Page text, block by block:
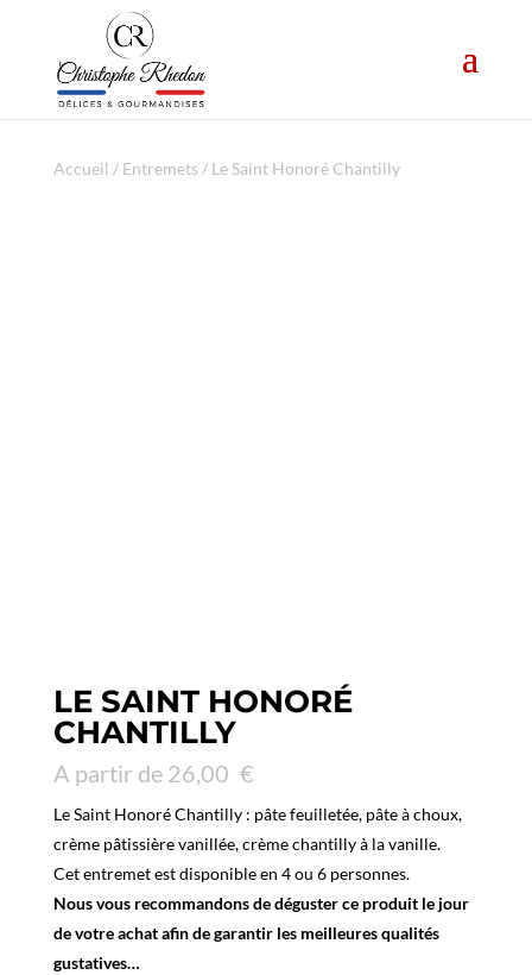
Accueil / Entremets/ Le Saint Honoré Chantilly
LE SAINT HONORÉ
CHANTILLY
A partir de 26,00 €
Le Saint Honoré Chantilly : pâte feuilletée, pâte à choux,
crème pâtissière vanillée, crème chantilly à la vanille.
Cet entremet est disponible en 4 ou 6 personnes.
Nous vous recommandons de déguster ce produit le jour
de votre achat afin de garantir les meilleures qualités
gustatives…